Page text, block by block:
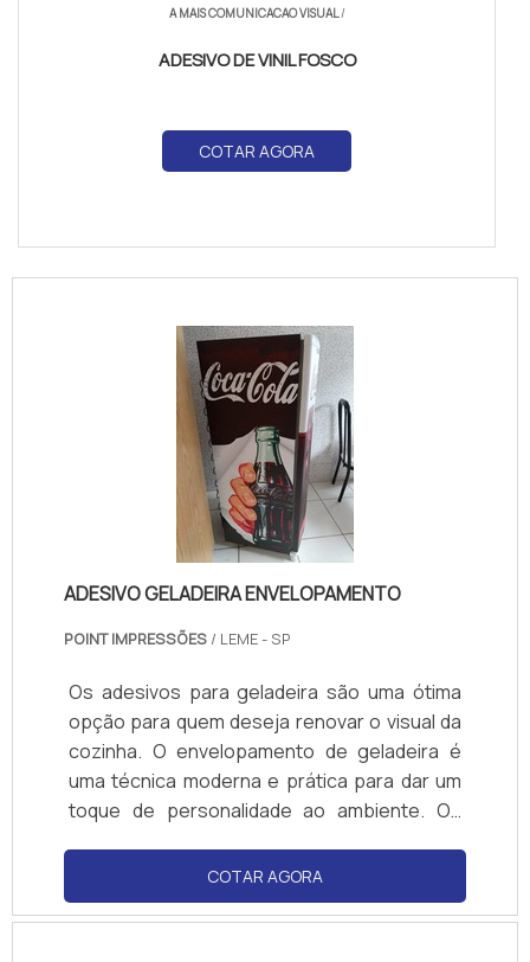
A MAIS COMUNICACAO VISUAL/
ADESIVO DE VINIL FOSCO
COTAR AGORA
ADESIVO GELADEIRA ENVELOPAMENTO
POINT IMPRESSÕES / LEME - SP
Os adesivos para geladeira são uma ótima
opção para quem deseja renovar o visual da
cozinha. O envelopamento de geladeira é
uma técnica moderna e prática para dar um
toque de personalidade ao ambiente. Os
ser facilmente aplicados. Além disso, são
resistentes à água e ao calor, o que garante
que a decoração dure por muito tempo. Com
COTAR AGORA